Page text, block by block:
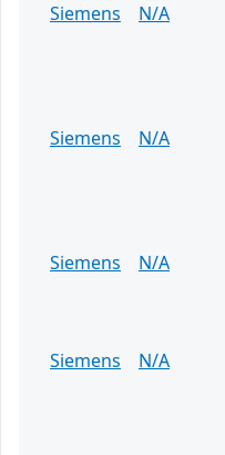
Siemens N/A
Siemens
N/A
Siemens
N/A
Siemens
N/A